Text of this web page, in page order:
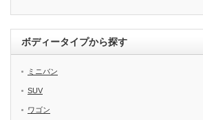
ボディータイプから探す
ミニバン
SUV
ワゴン